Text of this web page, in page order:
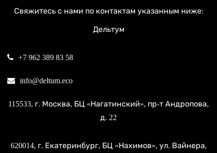
Свяжитесь с нами по контактам указанным ниже:
Дельтум
+7 962 389 83 58
info@deltum.eco
115533, г. Москва, БЦ «Нагатинский», пр-т Андропова,
д. 22
620014, г. Екатеринбург, БЦ «Нахимов», ул. Вайнера,